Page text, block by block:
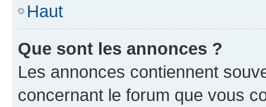
Haut
Que sont les annonces ?
Les annonces contiennent
concernant le forum que vous